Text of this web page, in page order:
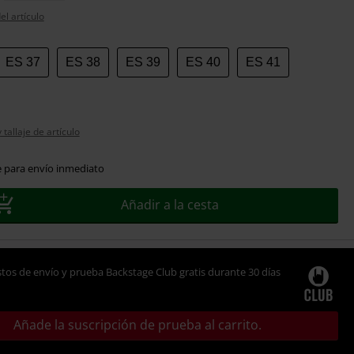
artículo
ES 37 ES 38 ES 39 ES 40 ES 41
tallaje de artículo
para envío inmediato
Añadir a la cesta
de envío y prueba Backstage Club gratis durante 30 días
Añade la suscripción de prueba al carrito.